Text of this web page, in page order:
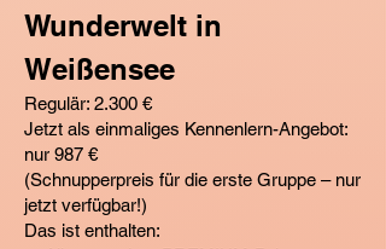
Wunderwelt in
Weißensee
Regulär: 2.300 €
Jetzt als einmaliges Kennenlern-Angebot:
nur 987 €
(Schnupperpreis für die erste Gruppe – nur
jetzt verfügbar!)
Das ist enthalten: